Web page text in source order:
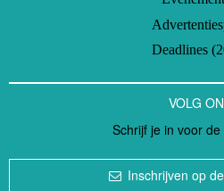
Deadlines
VOLG
Schrijf je in voor
Inschrijven op